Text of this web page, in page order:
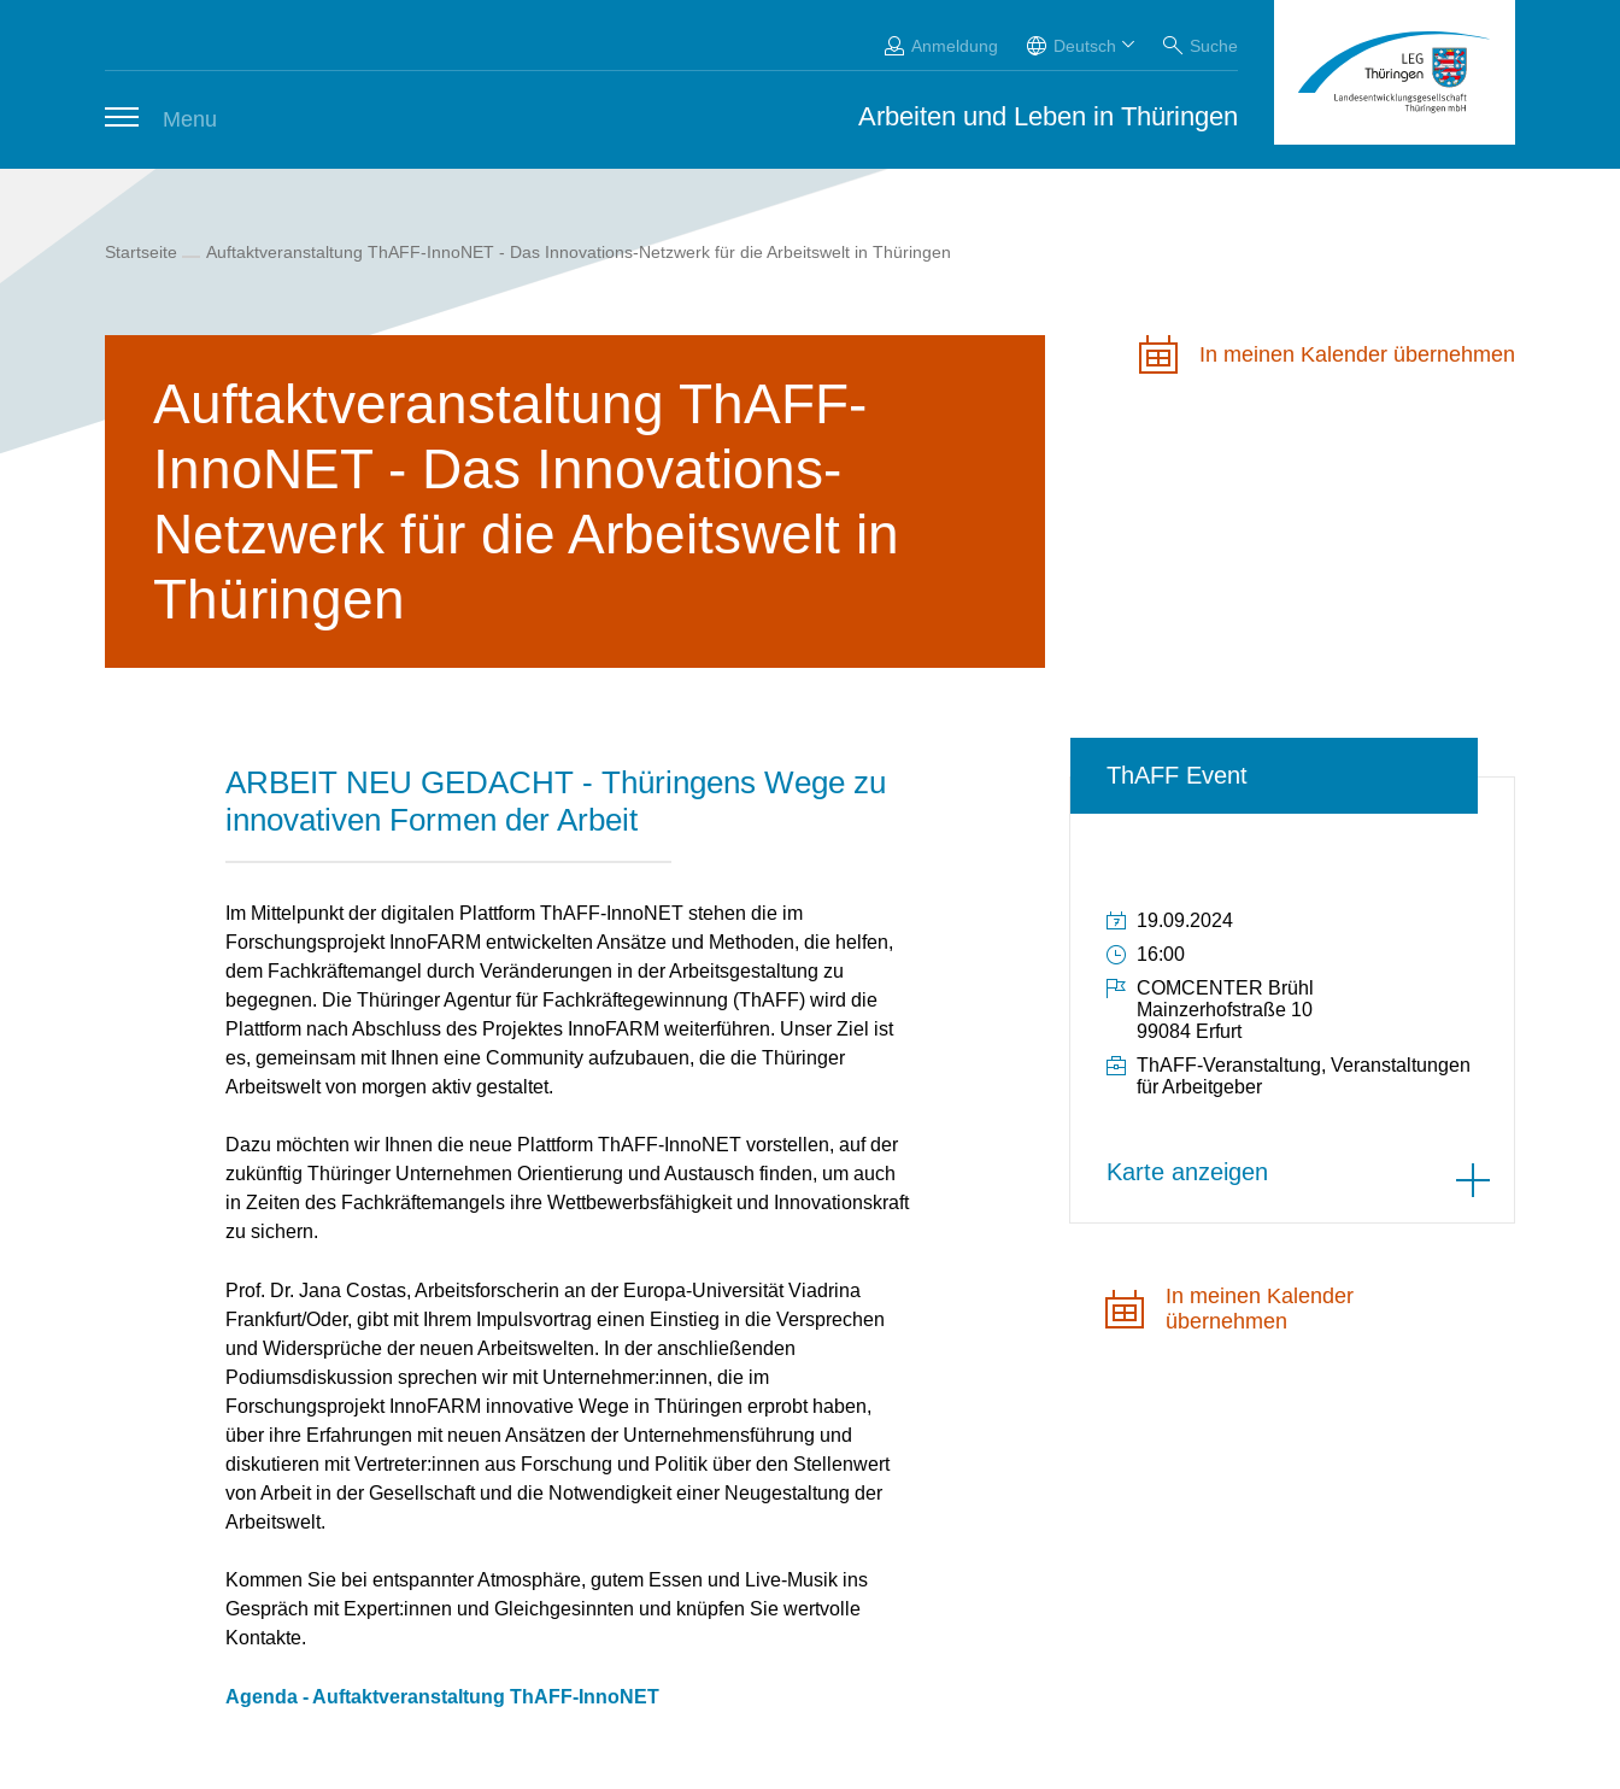
Anmeldung Deutsch Suche
Arbeiten und Leben in Thüringen
Menu
Thüringer Stellenbörse
Newsletter
Startseite Auftaktveranstaltung ThAFF-InnoNET - Das Innovations-Netzwerk für die Arbeitswelt in Thüringen
In meinen Kalender übernehmen
Auftaktveranstaltung ThAFF-
InnoNET - Das Innovations-
Netzwerk für die Arbeitswelt in
Thüringen
ARBEIT NEU GEDACHT - Thüringens Wege zu
innovativen Formen der Arbeit
Im Mittelpunkt der digitalen Plattform ThAFF-InnoNET stehen die im
Forschungsprojekt InnoFARM entwickelten Ansätze und Methoden, die helfen,
dem Fachkräftemangel durch Veränderungen in der Arbeitsgestaltung zu
begegnen. Die Thüringer Agentur für Fachkräftegewinnung (ThAFF) wird die
Plattform nach Abschluss des Projektes InnoFARM weiterführen. Unser Ziel ist
es, gemeinsam mit Ihnen eine Community aufzubauen, die die Thüringer
Arbeitswelt von morgen aktiv gestaltet.
Dazu möchten wir Ihnen die neue Plattform ThAFF-InnoNET vorstellen, auf der
zukünftig Thüringer Unternehmen Orientierung und Austausch finden, um auch
in Zeiten des Fachkräftemangels ihre Wettbewerbsfähigkeit und Innovationskraft
zu sichern.
Prof. Dr. Jana Costas, Arbeitsforscherin an der Europa-Universität Viadrina
Frankfurt/Oder, gibt mit Ihrem Impulsvortrag einen Einstieg in die Versprechen
und Widersprüche der neuen Arbeitswelten. In der anschließenden
Podiumsdiskussion sprechen wir mit Unternehmer:innen, die im
Forschungsprojekt InnoFARM innovative Wege in Thüringen erprobt haben,
über ihre Erfahrungen mit neuen Ansätzen der Unternehmensführung und
diskutieren mit Vertreter:innen aus Forschung und Politik über den Stellenwert
von Arbeit in der Gesellschaft und die Notwendigkeit einer Neugestaltung der
Arbeitswelt.
Kommen Sie bei entspannter Atmosphäre, gutem Essen und Live-Musik ins
Gespräch mit Expert:innen und Gleichgesinnten und knüpfen Sie wertvolle
Kontakte.
Agenda - Auftaktveranstaltung ThAFF-InnoNET
ThAFF Event
Datum:
19.09.2024
Uhrzeit:
16:00
Ort:
COMCENTER Brühl
Mainzerhofstraße 10
99084 Erfurt
Veranstaltungskategorien
ThAFF-Veranstaltung, Veranstaltungen
für Arbeitgeber
Karte anzeigen
In meinen Kalender
übernehmen